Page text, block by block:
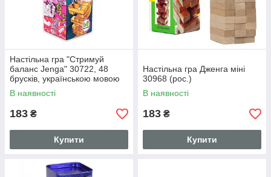
Настільна гра "Стримуй
баланс Jenga" 30722, 48
брусків, українською мовою
В наявності
183 ₴
Купити
Настільна гра Дженга міні
30968 (рос.)
В наявності
183 ₴
Купити